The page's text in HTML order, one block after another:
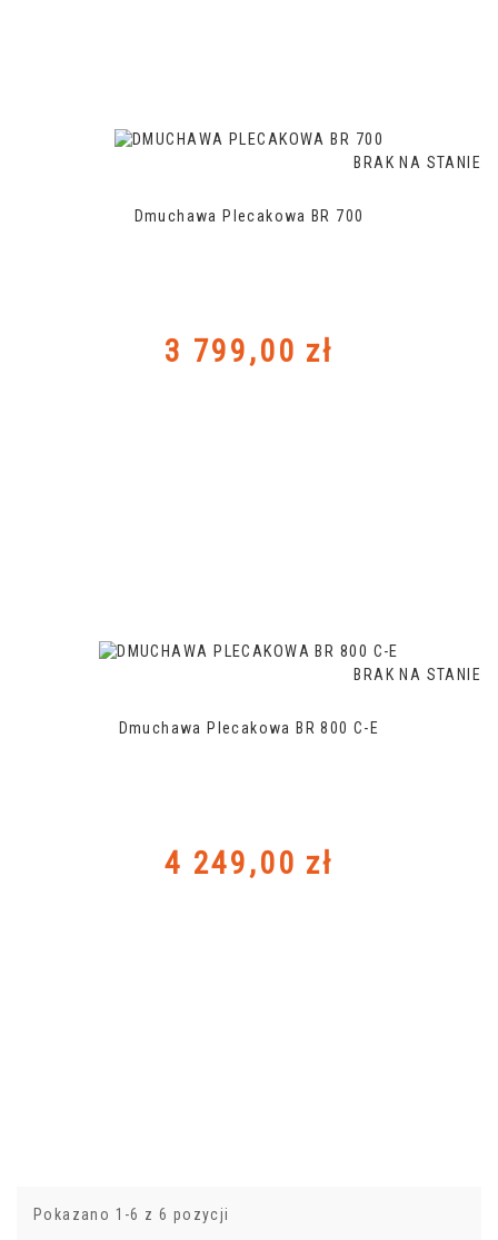
BRAK NA STANIE
Dmuchawa Plecakowa BR 700
Cena
3 799,00 zł
BRAK NA STANIE
Dmuchawa Plecakowa BR 800 C-E
Cena
4 249,00 zł
Pokazano 1-6 z 6 pozycji